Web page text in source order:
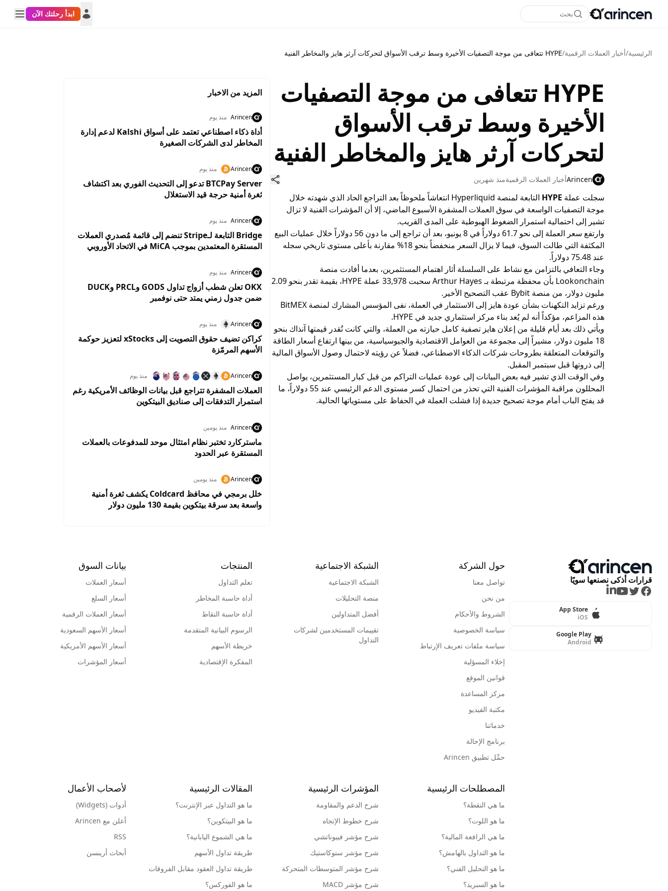
بحث ابدأ رحلتك الآن
الرئيسية/أخبار العملات الرقمية/HYPE تتعافى من موجة التصفيات الأخيرة وسط ترقب الأسواق لتحركات آرثر هايز والمخاطر الفنية
HYPE تتعافى من موجة التصفيات
الأخيرة وسط ترقب الأسواق
لتحركات آرثر هايز والمخاطر الفنية
Arincenأخبار العملات الرقميةمنذ شهرين
سجلت عملة HYPE
التابعة لمنصة Hyperliquid انتعاشاً ملحوظاً بعد التراجع الحاد الذي شهدته خلال
موجة التصفيات الواسعة في سوق العملات المشفرة الأسبوع الماضي، إلا أن المؤشرات الفنية لا تزال
تشير إلى احتمالية استمرار الضغوط الهبوطية على المدى القريب.
وارتفع سعر العملة إلى نحو 61.7 دولاراً في 8 يونيو، بعد أن تراجع إلى ما دون 56 دولاراً خلال عمليات البيع
المكثفة التي طالت السوق، فيما لا يزال السعر منخفضاً بنحو 18% مقارنة بأعلى مستوى تاريخي سجله
عند 75.48 دولاراً.
وجاء التعافي بالتزامن مع نشاط على السلسلة أثار اهتمام المستثمرين، بعدما أفادت منصة
Lookonchain بأن محفظة مرتبطة بـ Arthur Hayes سحبت 33,978 عملة HYPE، بقيمة تقدر بنحو 2.09
مليون دولار، من منصة Bybit عقب التصحيح الأخير.
ورغم تزايد التكهنات بشأن عودة هايز إلى الاستثمار في العملة، نفى المؤسس المشارك لمنصة BitMEX
هذه المزاعم، مؤكداً أنه لم يُعد بناء مركز استثماري جديد في HYPE.
ويأتي ذلك بعد أيام قليلة من إعلان هايز تصفية كامل حيازته من العملة، والتي كانت تُقدر قيمتها آنذاك بنحو
18 مليون دولار، مشيراً إلى مجموعة من العوامل الاقتصادية والجيوسياسية، من بينها ارتفاع أسعار الطاقة
والتوقعات المتعلقة بطروحات شركات الذكاء الاصطناعي، فضلاً عن رؤيته لاحتمال وصول الأسواق المالية
إلى ذروتها قبل سبتمبر المقبل.
وفي الوقت الذي تشير فيه بعض البيانات إلى عودة عمليات التراكم من قبل كبار المستثمرين، يواصل
المحللون مراقبة المؤشرات الفنية التي تحذر من احتمال كسر مستوى الدعم الرئيسي عند 55 دولاراً، ما
قد يفتح الباب أمام موجة تصحيح جديدة إذا فشلت العملة في الحفاظ على مستوياتها الحالية.
المزيد من الاخبار
Arincen منذ يوم
أداة ذكاء اصطناعي تعتمد على أسواق Kalshi لدعم إدارة
المخاطر لدى الشركات الصغيرة
Arincen منذ يوم
BTCPay Server تدعو إلى التحديث الفوري بعد اكتشاف
ثغرة أمنية حرجة قيد الاستغلال
Arincen منذ يوم
Bridge التابعة لـStripe تنضم إلى قائمة مُصدري العملات
المستقرة المعتمدين بموجب MiCA في الاتحاد الأوروبي
Arincen منذ يوم
OKX تعلن شطب أزواج تداول GODS وPRCL وDUCK
ضمن جدول زمني يمتد حتى نوفمبر
Arincen منذ يوم
كراكن تضيف حقوق التصويت إلى xStocks لتعزيز حوكمة
الأسهم المرمّزة
Arincen منذ يوم
العملات المشفرة تتراجع قبل بيانات الوظائف الأمريكية رغم
استمرار التدفقات إلى صناديق البيتكوين
Arincen منذ يومين
ماستركارد تختبر نظام امتثال موحد للمدفوعات بالعملات
المستقرة عبر الحدود
Arincen منذ يومين
خلل برمجي في محافظ Coldcard يكشف ثغرة أمنية
واسعة بعد سرقة بيتكوين بقيمة 130 مليون دولار
قرارات أذكى نصنعها سويًا
Facebook
Twitter
Youtube
LinkedIn
App Store
iOS
Google Play
Android
حول الشركة
تواصل معنا
من نحن
الشروط والأحكام
سياسة الخصوصية
سياسة ملفات تعريف الإرتباط
إخلاء المسؤلية
قوانين الموقع
مركز المساعدة
مكتبة الفيديو
خدماتنا
برنامج الإحالة
حمِّل تطبيق Arincen
الشبكة الاجتماعية
الشبكة الاجتماعية
منصة التحليلات
أفضل المتداولين
تقييمات المستخدمين لشركات
التداول
المنتجات
تعلم التداول
أداة حاسبة المخاطر
أداة حاسبة النقاط
الرسوم البيانية المتقدمة
خريطة الأسهم
المفكرة الإقتصادية
بيانات السوق
أسعار العملات
أسعار السلع
أسعار العملات الرقمية
أسعار الأسهم السعودية
أسعار الأسهم الأمريكية
أسعار المؤشرات
المصطلحات الرئيسية
ما هي النقطة؟
ما هو اللوت؟
ما هي الرافعة المالية؟
ما هو التداول بالهامش؟
ما هو التحليل الفني؟
ما هو السبريد؟
المؤشرات الرئيسية
شرح الدعم والمقاومة
شرح خطوط الإتجاه
شرح مؤشر فيبوناتشي
شرح مؤشر ستوكاستيك
شرح مؤشر المتوسطات المتحركة
شرح مؤشر MACD
المقالات الرئيسية
ما هو التداول عبر الإنترنت؟
ما هو البيتكوين؟
ما هي الشموع اليابانية؟
طريقة تداول الأسهم
طريقة تداول العقود مقابل الفروقات
ما هو الفوركس؟
لأصحاب الأعمال
أدوات (Widgets)
أعلن مع Arincen
RSS
أبحاث أرينسن